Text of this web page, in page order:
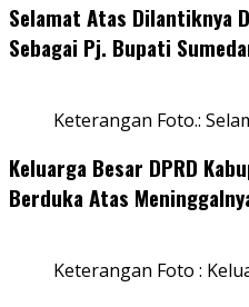
Selamat Atas Dilantiknya
Sebagai Pj. Bupati
Keterangan Foto.:
Keluarga Besar DPRD
Berduka Atas
Keterangan Foto :